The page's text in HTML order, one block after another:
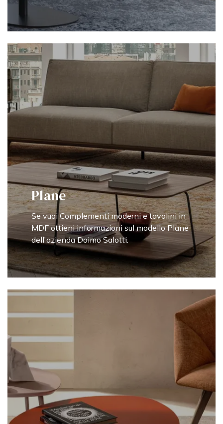
Plane
Se vuoi Complementi moderni e tavolini in
MDF ottieni informazioni sul modello Plane
dell'azienda Doimo Salotti.